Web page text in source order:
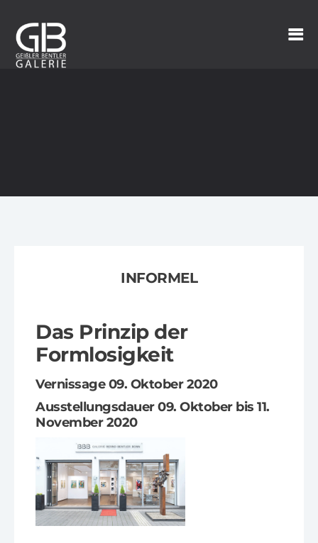
INFORMEL
Das Prinzip der
Formlosigkeit
Vernissage 09. Oktober 2020
Ausstellungsdauer 09. Oktober bis 11.
November 2020